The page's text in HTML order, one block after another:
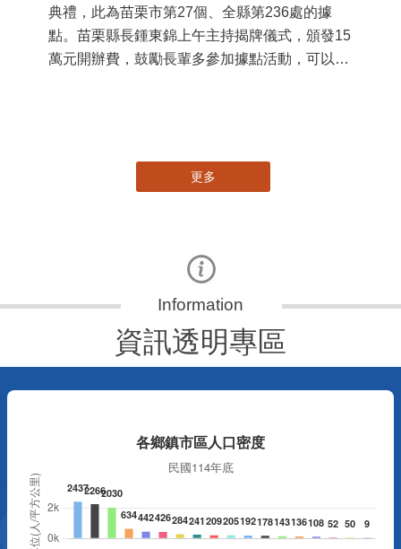
典禮，此為苗栗市第27個、全縣第236處的據
點。苗栗縣長鍾東錦上午主持揭牌儀式，頒發15
萬元開辦費，鼓勵長輩多參加據點活動，可以更
更多
資訊透明專區